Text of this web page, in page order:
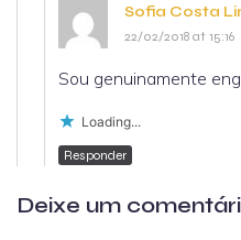
Sofia Costa
22/02/2018 at 15:16
Sou genuinamente
Loading...
Responder
Deixe um